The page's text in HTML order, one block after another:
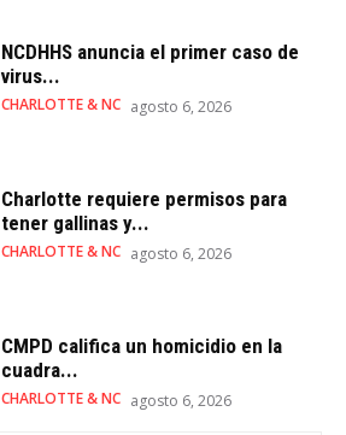
NCDHHS anuncia el primer caso de
virus...
CHARLOTTE & NC agosto 6, 2026
Charlotte requiere permisos para
tener gallinas y...
CHARLOTTE & NC agosto 6, 2026
CMPD califica un homicidio en la
cuadra...
CHARLOTTE & NC agosto 6, 2026